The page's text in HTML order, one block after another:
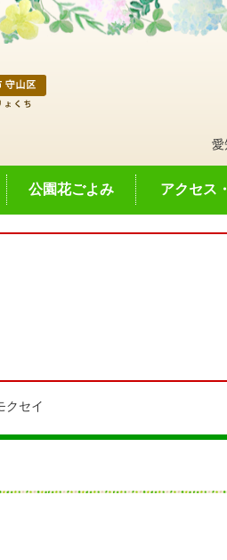
愛
公園花ごよみ アクセス
クセイ